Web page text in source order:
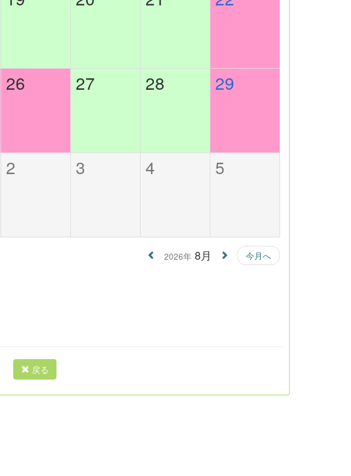
26 27 28 29
2 3 4 5
2026年 8月
今月へ
戻る